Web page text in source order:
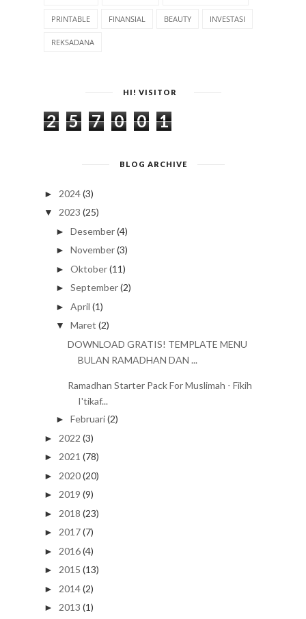
PRINTABLE FINANSIAL BEAUTY INVESTASI
REKSADANA
HI! VISITOR
2 5 7 0 0 1
BLOG ARCHIVE
► 2024(3)
▼ 2023 (25)
► Desember(4)
► November(3)
► Oktober(11)
► September(2)
► April (1)
▼ Maret (2)
DOWNLOAD GRATIS! TEMPLATE MENU
BULAN RAMADHAN DAN ...
Ramadhan Starter Pack For Muslimah - Fikih
I'tikaf...
► Februari(2)
► 2022 (3)
► 2021 (78)
► 2020(20)
► 2019 (9)
► 2018 (23)
► 2017(7)
► 2016(4)
► 2015 (13)
► 2014(2)
► 2013 (1)